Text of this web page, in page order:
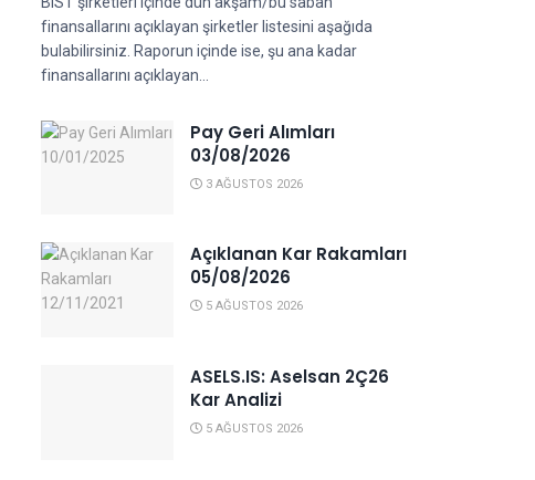
finansallarını açıklayan şirketler listesini aşağıda
bulabilirsiniz. Raporun içinde ise, şu ana kadar
finansallarını açıklayan...
Pay Geri Alımları
03/08/2026
3 AĞUSTOS 2026
Açıklanan Kar Rakamları
05/08/2026
5 AĞUSTOS 2026
ASELS.IS: Aselsan 2Ç26
Kar Analizi
5 AĞUSTOS 2026